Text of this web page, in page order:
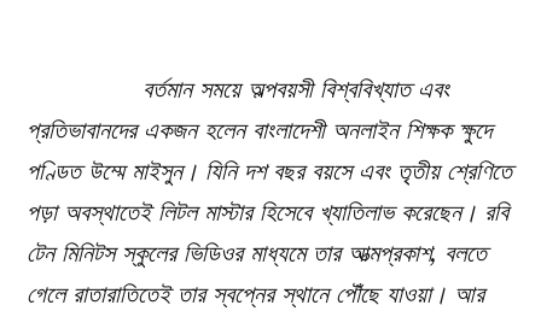
বর্তমান সময়ে অল্পবয়সী বিশ্ববিখ্যাত এবং
প্রতিভাবানদের একজন হলেন বাংলাদেশী অনলাইন শিক্ষক ক্ষুদে
পণ্ডিত উম্মে মাইসুন। যিনি দশ বছর বয়সে এবং তৃতীয় শ্রেণিতে
পড়া অবস্থাতেই লিটল মাস্টার হিসেবে খ্যাতিলাভ করেছেন। রবি
টেন মিনিটস স্কুলের ভিডিওর মাধ্যমে তার আত্মপ্রকাশ, বলতে
গেলে রাতারাতিতেই তার স্বপ্নের স্থানে পৌঁছে যাওয়া। আর